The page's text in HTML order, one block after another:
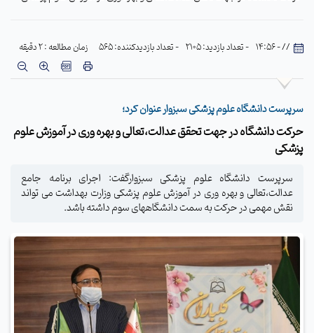
// - 14:56 - تعداد بازدید: 2105 - تعداد بازدیدکننده: 565 زمان مطالعه : 2 دقیقه
سرپرست دانشگاه علوم پزشکی سبزوار عنوان کرد؛
حرکت دانشگاه در جهت تحقق عدالت،تعالی و بهره وری در آموزش علوم
پزشکی
سرپرست دانشگاه علوم پزشکی سبزوارگفت: اجرای برنامه جامع
عدالت،تعالی و بهره وری در آموزش علوم پزشکی وزارت بهداشت می تواند
نقش مهمی در حرکت به سمت دانشگاههای سوم داشته باشد.